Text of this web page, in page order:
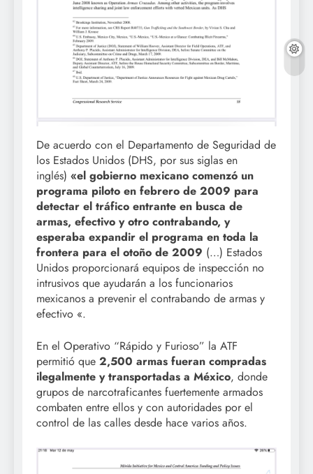
De acuerdo con el Departamento de Seguridad de
los Estados Unidos (DHS, por sus siglas en
inglés) «el gobierno mexicano comenzó un
programa piloto en febrero de 2009 para
detectar el tráfico entrante en busca de
armas, efectivo y otro contrabando, y
esperaba expandir el programa en toda la
frontera para el otoño de 2009 (…) Estados
Unidos proporcionará equipos de inspección no
intrusivos que ayudarán a los funcionarios
mexicanos a prevenir el contrabando de armas y
efectivo «.
En el Operativo “Rápido y Furioso” la ATF
permitió que 2,500 armas fueran compradas
ilegalmente y transportadas a México, donde
grupos de narcotraficantes fuertemente armados
combaten entre ellos y con autoridades por el
control de las calles desde hace varios años.